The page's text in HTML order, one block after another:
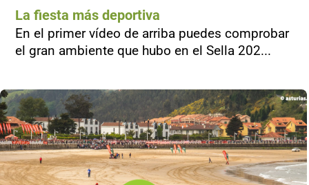
La fiesta más deportiva
En el primer vídeo de arriba puedes comprobar
el gran ambiente que hubo en el Sella 202...